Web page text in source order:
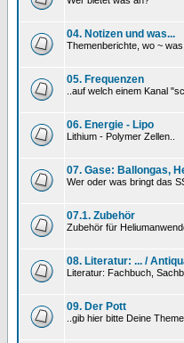
04. Notizen und was...
Themenberichte, wo ~
05. Frequenzen
..auf welch einem Kanal
06. Energie - Lipo
Lithium - Polymer Zellen..
07. Gase: Ballongas,
Wer oder was bringt das
07.1. Zubehör
Zubehör für
08. Literatur: ... /
Literatur: Fachbuch,
09. Der Pott
..gib hier bitte Deine